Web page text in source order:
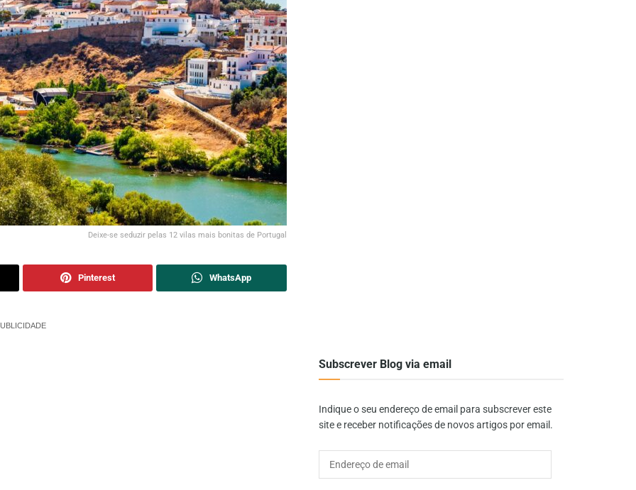
Deixe-se seduzir pelas 12 vilas mais bonitas de Portugal
Pinterest WhatsApp
Subscrever Blog via email
Indique o seu endereço de email para subscrever este
site e receber notificações de novos artigos por email.